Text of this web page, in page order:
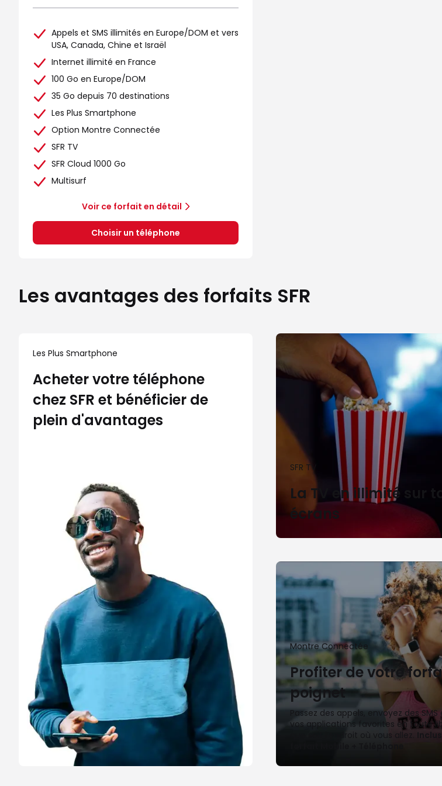
Appels et SMS illimités en Europe/DOM et vers
USA, Canada, Chine et Israël
Internet illimité en France
100 Go en Europe/DOM
35 Go depuis 70 destinations
Les Plus Smartphone
Option Montre Connectée
SFR TV
SFR Cloud 1000 Go
Multisurf
Voir ce forfait en détail
Choisir un téléphone
Les avantages des forfaits SFR
Les Plus Smartphone
Acheter votre téléphone
chez SFR et bénéficier de
plein d'avantages
SFR TV
La TV en illimité sur
écrans
Montre Connectée
Profiter de votre
poignet
Passez des appels, envoyez des
vos applications favorites en toute
que soit l’endroit où vous allez.